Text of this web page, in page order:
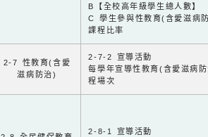
B【全校高年級學生總人數】
C 學生參與性教育(含愛滋病
課程比率
2-7 性教育(含愛
滋病防治)
2-7-2 宣導活動
每學年宣導性教育(含愛滋病
程場次
2-8-1 宣導活動